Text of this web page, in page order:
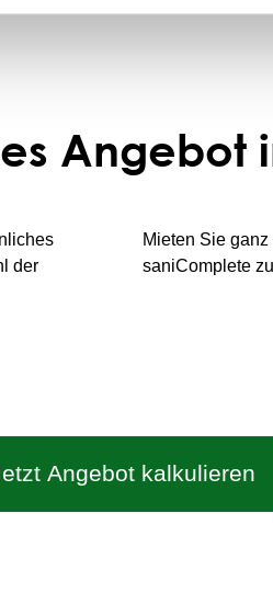
Angebot
der
Mieten Sie
saniComplete
Angebot kalkulieren